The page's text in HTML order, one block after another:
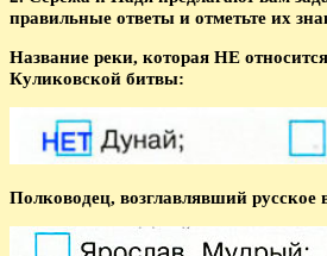
правильные ответы и отметьте их
Название реки, которая НЕ
Куликовской битвы:
Полководец, возглавлявший русское